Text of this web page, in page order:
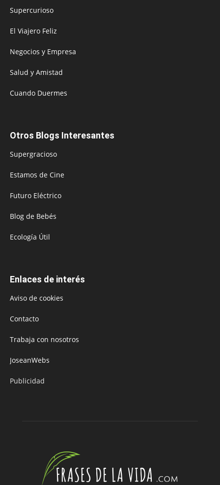
Supercurioso
El Viajero Feliz
Negocios y Empresa
Salud y Amistad
Cuando Duermes
Otros Blogs Interesantes
Supergracioso
Estamos de Cine
Futuro Eléctrico
Blog de Bebés
Ecología Útil
Enlaces de interés
Aviso de cookies
Contacto
Trabaja con nosotros
JoseanWebs
Publicidad